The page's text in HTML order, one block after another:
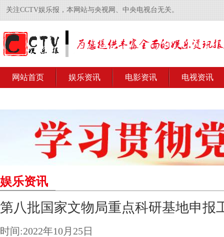
关注CCTV娱乐报，本网站与央视网、中央电视台无关。
网站首页 娱乐资讯 电影资讯 电视资讯
娱乐资讯
第八批国家文物局重点科研基地申报
时间:2022年10月25日